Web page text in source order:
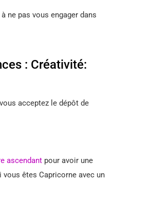
ne pas vous engager dans
: Créativité:
acceptez le dépôt de
ascendant pour avoir une
êtes Capricorne avec un